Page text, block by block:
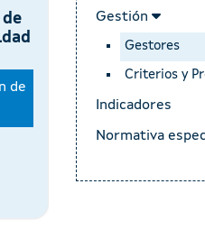
de
Gestión
Gestores
Criterios y
Indicadores
Normativa